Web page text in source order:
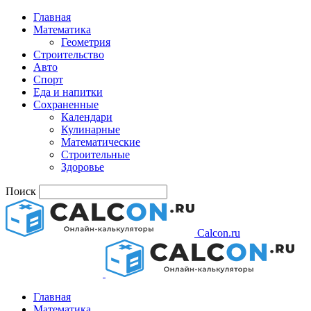
Главная
Математика
Геометрия
Строительство
Авто
Спорт
Еда и напитки
Сохраненные
Календари
Кулинарные
Математические
Строительные
Здоровье
Поиск
Calcon.ru
Главная